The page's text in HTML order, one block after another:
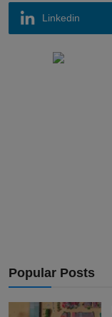
Linkedin
Popular Posts